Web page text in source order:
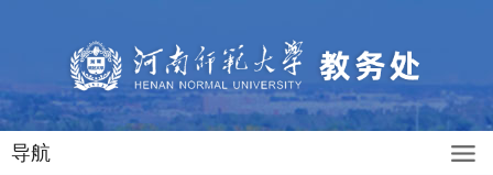
导航